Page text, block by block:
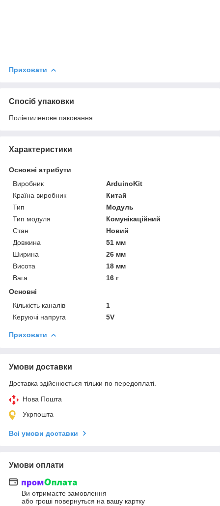
Приховати
Спосіб упаковки
Поліетиленове паковання
Характеристики
Основні атрибути
Виробник
ArduinoKit
Країна виробник
Китай
Тип
Модуль
Тип модуля
Комунікаційний
Стан
Новий
Довжина
51 мм
Ширина
26 мм
Висота
18 мм
Вага
16 г
Основні
Кількість каналів
1
Керуючі напруга
5V
Приховати
Умови доставки
Доставка здійснюється тільки по передоплаті.
Нова Пошта
Укрпошта
Всі умови доставки
Умови оплати
Ви отримаєте замовлення
або гроші повернуться на вашу картку